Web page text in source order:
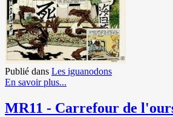
Publié dans Les iguanodons
En savoir plus...
MR11 - Carrefour de